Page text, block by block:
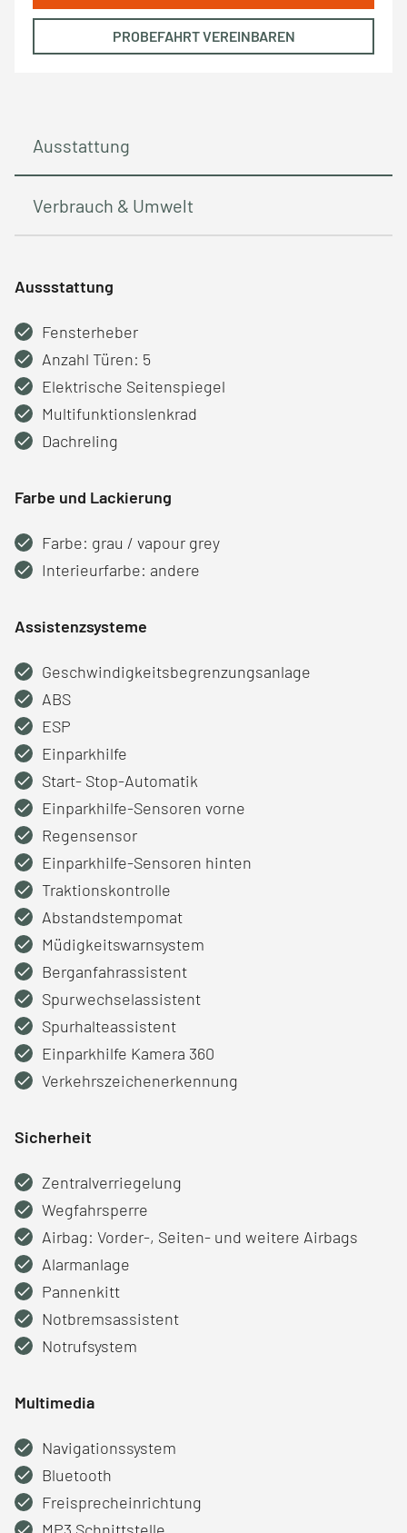
PROBEFAHRT VEREINBAREN
Ausstattung
Verbrauch & Umwelt
Aussstattung
Fensterheber
Anzahl Türen: 5
Elektrische Seitenspiegel
Multifunktionslenkrad
Dachreling
Farbe und Lackierung
Farbe: grau / vapour grey
Interieurfarbe: andere
Assistenzsysteme
Geschwindigkeitsbegrenzungsanlage
ABS
ESP
Einparkhilfe
Start- Stop-Automatik
Einparkhilfe-Sensoren vorne
Regensensor
Einparkhilfe-Sensoren hinten
Traktionskontrolle
Abstandstempomat
Müdigkeitswarnsystem
Berganfahrassistent
Spurwechselassistent
Spurhalteassistent
Einparkhilfe Kamera 360
Verkehrszeichenerkennung
Sicherheit
Zentralverriegelung
Wegfahrsperre
Airbag: Vorder-, Seiten- und weitere Airbags
Alarmanlage
Pannenkitt
Notbremsassistent
Notrufsystem
Multimedia
Navigationssystem
Bluetooth
Freisprecheinrichtung